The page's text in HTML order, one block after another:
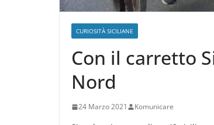
CURIOSITÀ SICILIANE
Con il carretto
Nord
24 Marzo 2021 Komunicare